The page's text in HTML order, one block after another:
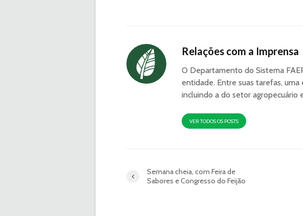
Relações com a Imprensa
O Departamento do Sistema
entidade. Entre suas tarefas,
incluindo a do setor agropecuário
VER TODOS OS POSTS
Semana cheia, com Feira de
Sabores e Congresso do Feijão